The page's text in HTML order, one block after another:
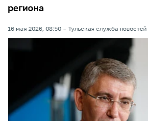
региона
16 мая 2026, 08:50 Тульская служба новостей